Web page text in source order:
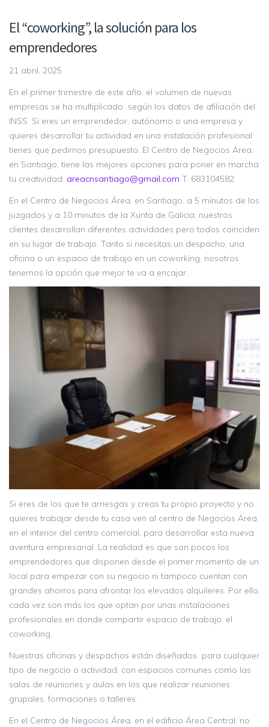
El “coworking”, la solución para los
emprendedores
21 abril, 2025
En el primer trimestre de este año, el volumen de nuevas
empresas se ha multiplicado según los datos de afiliación del
INSS. Si eres un emprendedor, autónomo o una empresa y
quieres desarrollar tu actividad en una instalación profesional
tienes que pedirnos presupuesto. El Centro de Negocios Área,
en Santiago, tiene las mejores opciones para poner en marcha
tu creatividad: areacnsantiago@gmail.com T. 683104582
En el Centro de Negocios Área, en Santiago, a 5 minutos de los
juzgados y a 10 minutos de la Xunta de Galicia, nuestros
clientes desarrollan diferentes actividades pero todos coinciden
en su lugar de trabajo. Tanto si necesitas un despacho, una
oficina o un espacio de trabajo en un coworking, nosotros
tenemos la opción que mejor te va a encajar.
Si eres de los que te arriesgas y creas tu propio proyecto y no
quieres trabajar desde tu casa ven al centro de Negocios Área,
en el interior del centro comercial, para desarrollar esta nueva
aventura empresarial. La realidad es que son pocos los
emprendedores que disponen desde el primer momento de un
local para empezar con su negocio ni tampoco cuentan con
grandes ahorros para afrontar los elevados alquileres. Por ello,
cada vez son más los que optan por unas instalaciones
profesionales en donde compartir espacio de trabajo: el
coworking.
Nuestras oficinas y despachos están diseñados para cualquier
tipo de negocio o actividad, con espacios comunes como las
salas de reuniones y aulas en los que realizar reuniones
grupales, formaciones o talleres.
En el Centro de Negocios Área, en el edificio Área Central, no